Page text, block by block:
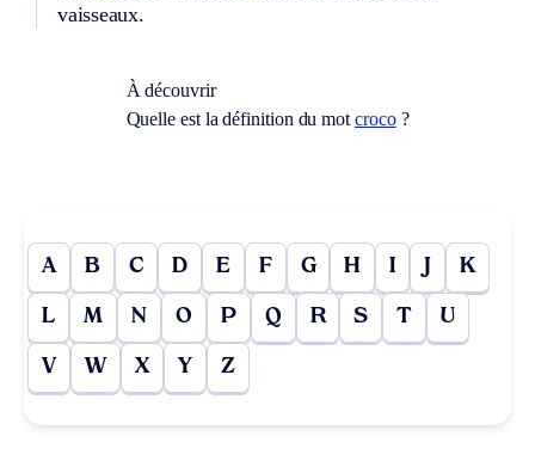
vaisseaux.
À découvrir
Quelle est la définition du mot croco?
A B C D E F G H I J K
L M N O P Q R S T U
V W X Y Z